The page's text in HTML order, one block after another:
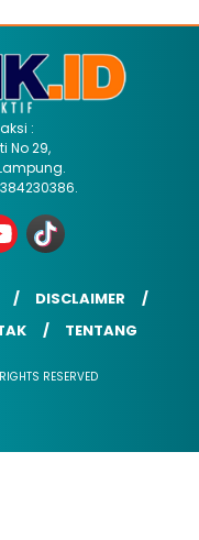
:
No 29,
DISCLAIMER
TENTANG
RESERVED